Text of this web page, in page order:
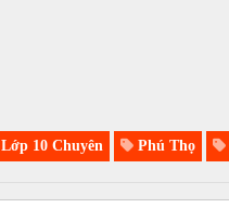
Lớp 10 Chuyên Phú Thọ